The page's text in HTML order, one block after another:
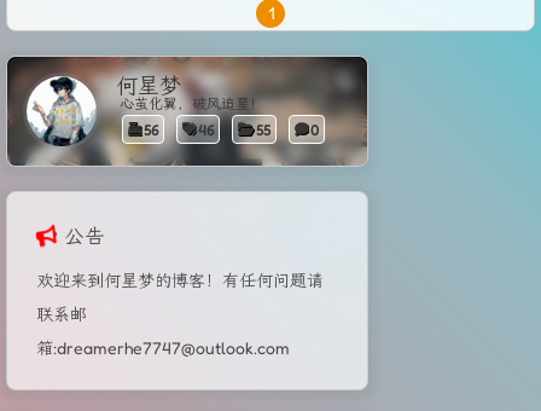
1
何星梦
心茧化翼，破风追星！
56
46 55 0
公告
欢迎来到何星梦的博客！有任何问题请
联系邮
箱:dreamerhe7747@outlook.com